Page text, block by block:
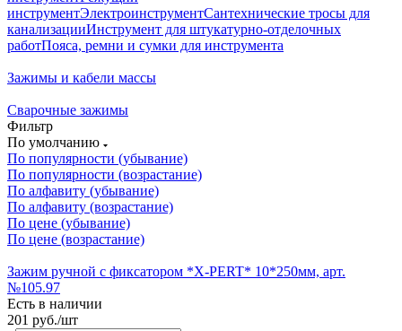
инструментЭлектроинструментСантехнические тросы для
канализацииИнструмент для штукатурно-отделочных
работПояса, ремни и сумки для инструмента
Зажимы и кабели массы
Сварочные зажимы
Фильтр
По умолчанию
По популярности (убывание)
По популярности (возрастание)
По алфавиту (убывание)
По алфавиту (возрастание)
По цене (убывание)
По цене (возрастание)
Зажим ручной с фиксатором *X-PERT* 10*250мм, арт.
№105.97
Есть в наличии
201 руб./шт